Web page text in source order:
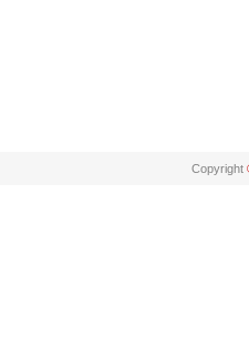
Copyright